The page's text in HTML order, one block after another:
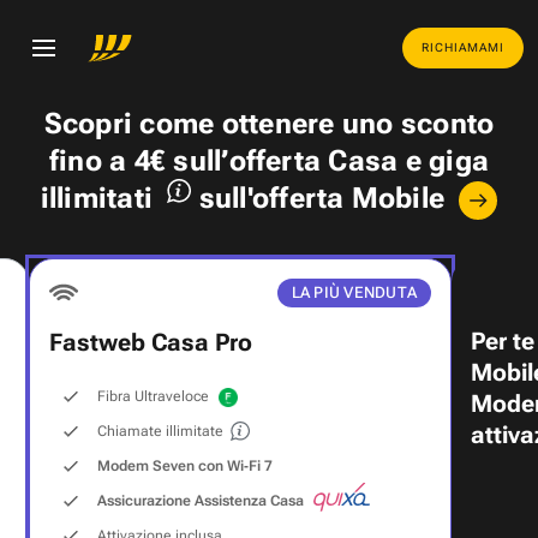
RICHIAMAMI
Scopri come ottenere uno sconto
fino a 4€ sull’offerta Casa egiga
illimitati
sull'offerta Mobile
LA PIÙ VENDUTA
Fastweb Casa Pro
Fibra Ultraveloce
Chiamate illimitate
Modem Seven con Wi‑Fi 7
Assicurazione Assistenza Casa
Per